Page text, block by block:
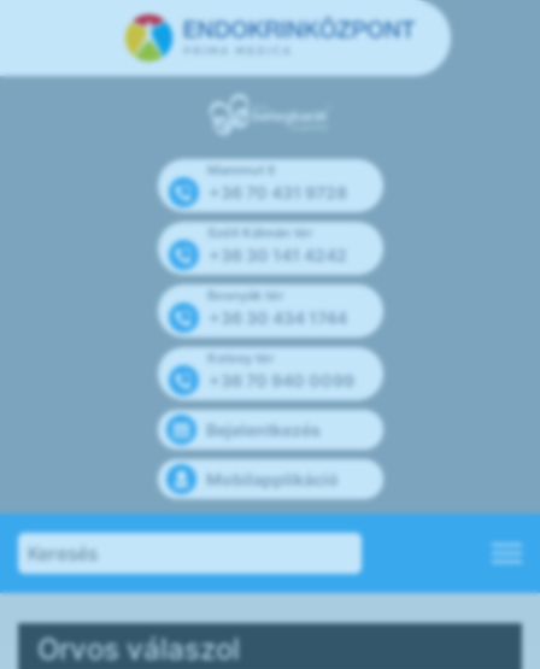
Mammut II
+36 70 431 9728
Széll Kálmán tér
+36 30 141 4242
Bosnyák tér
+36 30 434 1744
Kolosy tér
+36 70 940 0099
Bejelentkezés
Mobilapplikáció
Orvos válaszol